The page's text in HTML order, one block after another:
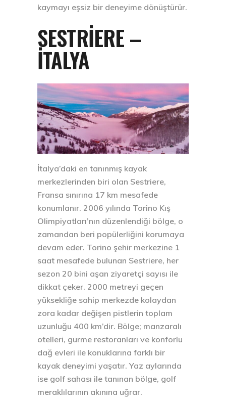
kaymayı eşsiz bir deneyime dönüştürür.
SESTRIERE –
İTALYA
İtalya’daki en tanınmış kayak
merkezlerinden biri olan Sestriere,
Fransa sınırına 17 km mesafede
konumlanır. 2006 yılında Torino Kış
Olimpiyatları’nın düzenlendiği bölge, o
zamandan beri popülerliğini korumaya
devam eder. Torino şehir merkezine 1
saat mesafede bulunan Sestriere, her
sezon 20 bini aşan ziyaretçi sayısı ile
dikkat çeker. 2000 metreyi geçen
yüksekliğe sahip merkezde kolaydan
zora kadar değişen pistlerin toplam
uzunluğu 400 km’dir. Bölge; manzaralı
otelleri, gurme restoranları ve konforlu
dağ evleri ile konuklarına farklı bir
kayak deneyimi yaşatır. Yaz aylarında
ise golf sahası ile tanınan bölge, golf
meraklılarının akınına uğrar.